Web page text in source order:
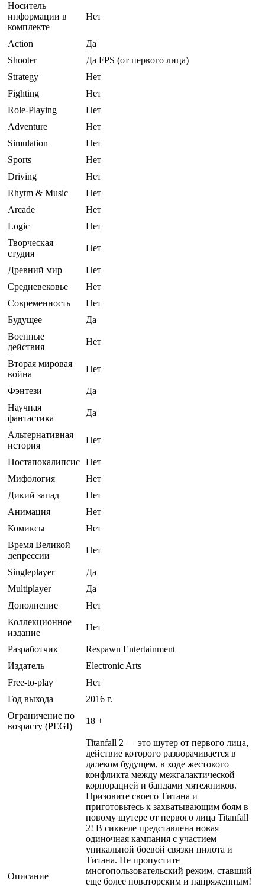
Носитель
информации в
комплекте
Нет
Action
Да
Shooter
Да FPS (от первого лица)
Strategy
Нет
Fighting
Нет
Role-Playing
Нет
Adventure
Нет
Simulation
Нет
Sports
Нет
Driving
Нет
Rhytm & Music
Нет
Arcade
Нет
Logic
Нет
Творческая
студия
Нет
Древний мир
Нет
Средневековье
Нет
Современность
Нет
Будущее
Да
Военные
действия
Нет
Вторая мировая
война
Нет
Фэнтези
Да
Научная
фантастика
Да
Альтернативная
история
Нет
Постапокалипсис Нет
Мифология
Нет
Дикий запад
Нет
Анимация
Нет
Комиксы
Нет
Время Великой
депрессии
Нет
Singleplayer
Да
Multiplayer
Да
Дополнение
Нет
Коллекционное
издание
Нет
Разработчик
Respawn Entertainment
Издатель
Electronic Arts
Free-to-play
Нет
Год выхода
2016 г.
Ограничение по
возрасту (PEGI)
18 +
Описание
Titanfall 2 — это шутер от первого лица,
действие которого разворачивается в
далеком будущем, в ходе жестокого
конфликта между межгалактической
корпорацией и бандами мятежников.
Призовите своего Титана и
приготовьтесь к захватывающим боям в
новому шутере от первого лица Titanfall
2! В сиквеле представлена новая
одиночная кампания с участием
уникальной боевой связки пилота и
Титана. Не пропустите
многопользовательский режим, ставший
еще более новаторским и напряженным!